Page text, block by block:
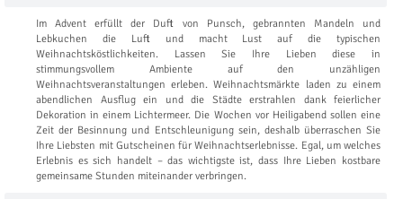
Im Advent erfüllt der Duft von Punsch, gebrannten Mandeln und
Lebkuchen die Luft und macht Lust auf die typischen
Weihnachtsköstlichkeiten. Lassen Sie Ihre Lieben diese in
stimmungsvollem Ambiente auf den unzähligen
Weihnachtsveranstaltungen erleben. Weihnachtsmärkte laden zu einem
abendlichen Ausflug ein und die Städte erstrahlen dank feierlicher
Dekoration in einem Lichtermeer. Die Wochen vor Heiligabend sollen eine
Zeit der Besinnung und Entschleunigung sein, deshalb überraschen Sie
Ihre Liebsten mit Gutscheinen für Weihnachtserlebnisse. Egal, um welches
Erlebnis es sich handelt – das wichtigste ist, dass Ihre Lieben kostbare
gemeinsame Stunden miteinander verbringen.